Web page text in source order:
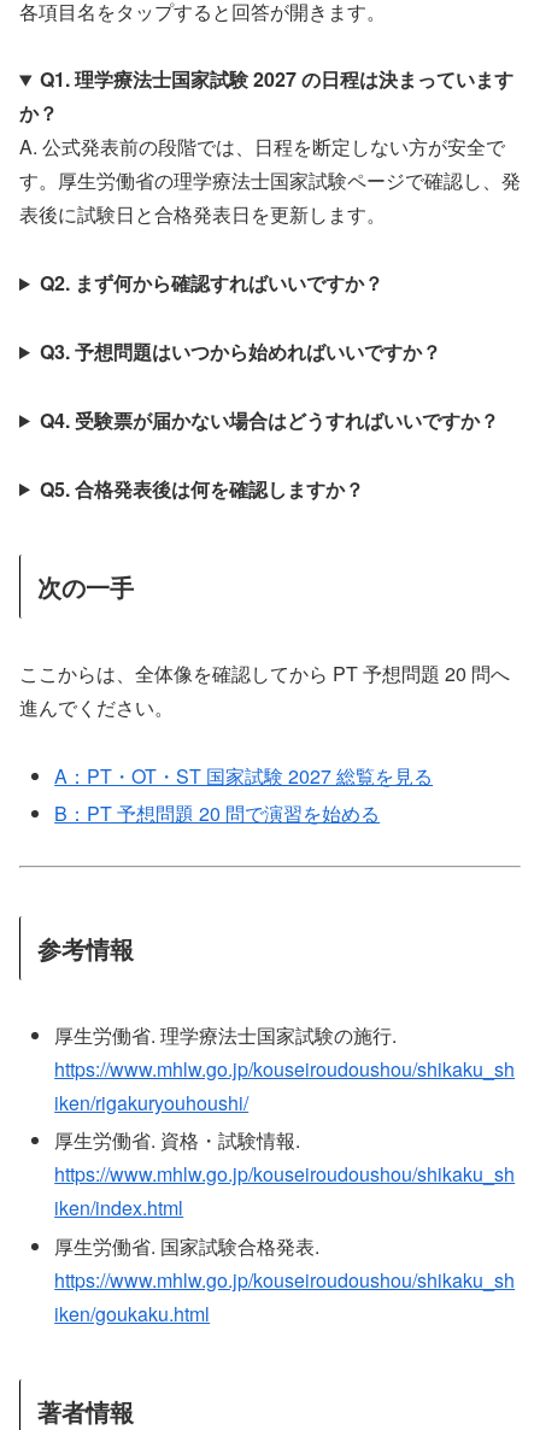
各項目名をタップすると回答が開きます。
Q1. 理学療法士国家試験 2027 の日程は決まっています
か？
A. 公式発表前の段階では、日程を断定しない方が安全で
す。厚生労働省の理学療法士国家試験ページで確認し、発
表後に試験日と合格発表日を更新します。
Q2. まず何から確認すればいいですか？
Q3. 予想問題はいつから始めればいいですか？
Q4. 受験票が届かない場合はどうすればいいですか？
Q5. 合格発表後は何を確認しますか？
次の一手
ここからは、全体像を確認してから PT 予想問題 20 問へ
進んでください。
A：PT・OT・ST 国家試験 2027 総覧を見る
B：PT 予想問題 20 問で演習を始める
参考情報
厚生労働省. 理学療法士国家試験の施行.
https://www.mhlw.go.jp/kouseiroudoushou/shikaku_sh
iken/rigakuryouhoushi/
厚生労働省. 資格・試験情報.
https://www.mhlw.go.jp/kouseiroudoushou/shikaku_sh
iken/index.html
厚生労働省. 国家試験合格発表.
https://www.mhlw.go.jp/kouseiroudoushou/shikaku_sh
iken/goukaku.html
著者情報